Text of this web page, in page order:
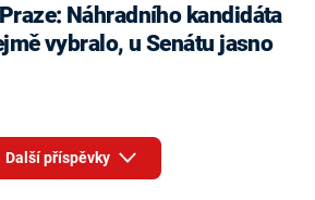
Náhradního kandidáta
vybralo, u Senátu jasno
Další příspěvky